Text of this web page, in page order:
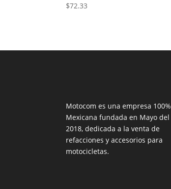
$72.33
Motocom es una empresa 100%
Mexicana fundada en Mayo del
2018, dedicada a la venta de
refacciones y accesorios para
motocicletas.